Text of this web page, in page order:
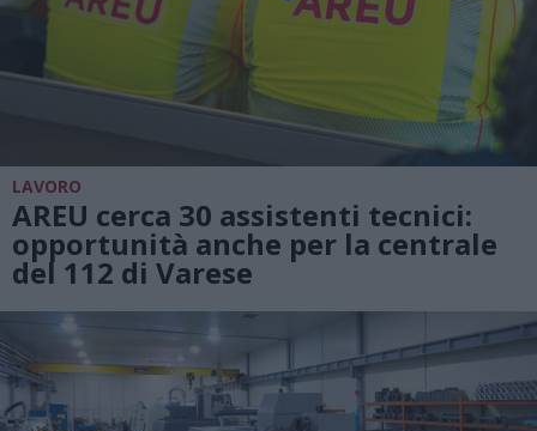
LAVORO
AREU cerca 30 assistenti tecnici:
opportunità anche per la centrale
del 112 di Varese